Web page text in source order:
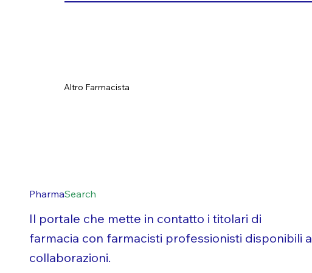
Altro Farmacista
PharmaSearch
Il portale che mette in contatto i titolari di
farmacia con farmacisti professionisti disponibili a
collaborazioni.